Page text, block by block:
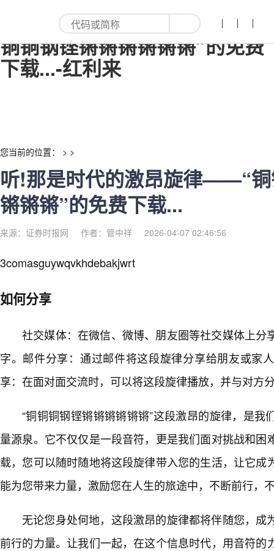
听!那是时代的激昂旋律——“铜
铜铜钢铿锵锵锵锵锵锵”的免费
下载...-红利来
您当前的位置： > >
听!那是时代的激昂旋律——“铜
锵锵锵”的免费下载...
来源：证券时报网 作者：管中祥 2026-04-07 02:46:56
3comasguywqvkhdebakjwrt
如何分享
社交媒体：在微信、微博、朋友圈等社交媒体上分
字。邮件分享：通过邮件将这段旋律分享给朋友或家
享：在面对面交流时，可以将这段旋律播放，并与对方
“铜铜铜钢铿锵锵锵锵锵锵”这段激昂的旋律，是我
量源泉。它不仅仅是一段音符，更是我们面对挑战和困
载，您可以随时随地将这段旋律带入您的生活，让它成
能为您带来力量，激励您在人生的旅途中，不断前行，
无论您身处何地，这段激昂的旋律都将伴随您，成
前行的力量。让我们一起，在这个信息时代，用音符的